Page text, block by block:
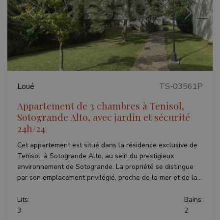
Précédent Suivant
Loué TS-03561P
Appartement de 3 chambres à Tenisol,
Sotogrande Alto, avec jardin et sécurité
24h/24
Cet appartement est situé dans la résidence exclusive de
Tenisol, à Sotogrande Alto, au sein du prestigieux
environnement de Sotogrande. La propriété se distingue
par son emplacement privilégié, proche de la mer et de la...
Lits:
3
Bains:
2
VISITOR_PRIVACY_METADATA
YouTube
.youtube.com
6 mois
www.teseoestate.com 1 an
Politique de confidentialité de
Google